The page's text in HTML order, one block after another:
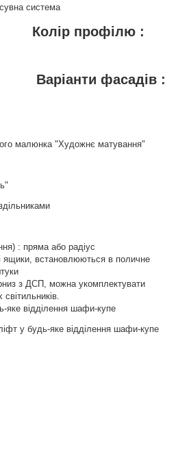
система
:
фасадів :
малюнка "Художнє матування"
: пряма або радіус
ящики, встановлюються в поличне
з ДСП, можна укомплектувати
світильників.
яке відділення шафи-купе
у будь-яке відділення шафи-купе